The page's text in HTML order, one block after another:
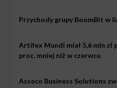
Przychody grupy BoomBit w
Artifex Mundi miał 5,6 mln zł
proc. mniej niż w czerwcu
Asseco Business Solutions